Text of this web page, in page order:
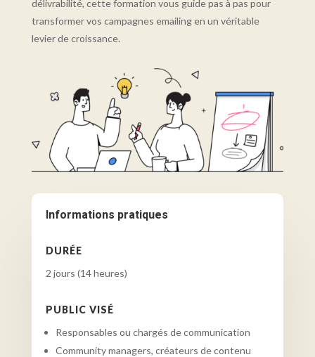
délivrabilité, cette formation vous guide pas à pas pour
transformer vos campagnes emailing en un véritable
levier de croissance.
Informations pratiques
DURÉE
2 jours (14 heures)
PUBLIC VISÉ
Responsables ou chargés de communication
Community managers, créateurs de contenu